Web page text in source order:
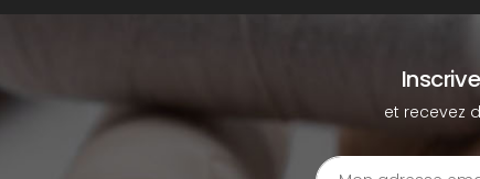
et recevez